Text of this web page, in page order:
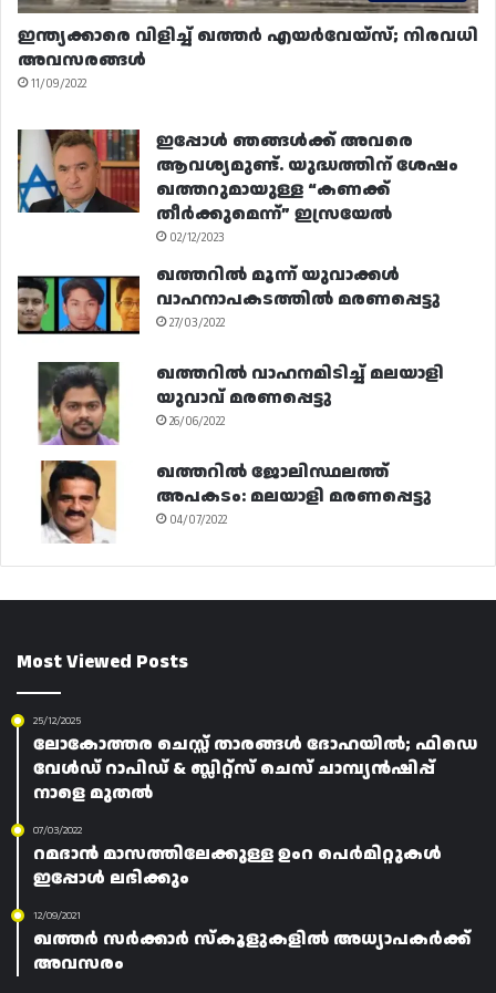
ഇന്ത്യക്കാരെ വിളിച്ച് ഖത്തർ എയർവേയ്‌സ്; നിരവധി
അവസരങ്ങൾ
11/09/2022
ഇപ്പോൾ ഞങ്ങൾക്ക് അവരെ
ആവശ്യമുണ്ട്. യുദ്ധത്തിന് ശേഷം
ഖത്തറുമായുള്ള “കണക്ക്
തീർക്കുമെന്ന്” ഇസ്രയേൽ
02/12/2023
ഖത്തറിൽ മൂന്ന് യുവാക്കൾ
വാഹനാപകടത്തിൽ മരണപ്പെട്ടു
27/03/2022
ഖത്തറിൽ വാഹനമിടിച്ച് മലയാളി
യുവാവ് മരണപ്പെട്ടു
26/06/2022
ഖത്തറിൽ ജോലിസ്ഥലത്ത്
അപകടം: മലയാളി മരണപ്പെട്ടു
04/07/2022
Most Viewed Posts
25/12/2025
ലോകോത്തര ചെസ്സ് താരങ്ങൾ ദോഹയിൽ; ഫിഡെ
വേൾഡ് റാപിഡ് & ബ്ലിറ്റ്സ് ചെസ് ചാമ്പ്യൻഷിപ്പ്
നാളെ മുതൽ
07/03/2022
റമദാൻ മാസത്തിലേക്കുള്ള ഉംറ പെർമിറ്റുകൾ
ഇപ്പോൾ ലഭിക്കും
12/09/2021
ഖത്തർ സർക്കാർ സ്‌കൂളുകളിൽ അധ്യാപകർക്ക്
അവസരം